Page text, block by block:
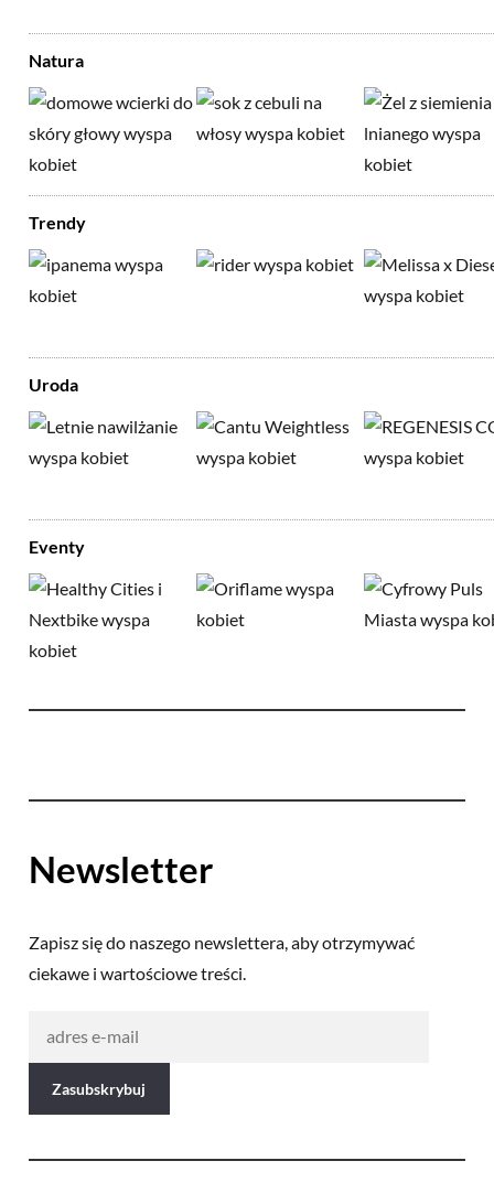
Natura
Trendy
Uroda
Eventy
Newsletter
Zapisz się do naszego newslettera, aby otrzymywać
ciekawe i wartościowe treści.